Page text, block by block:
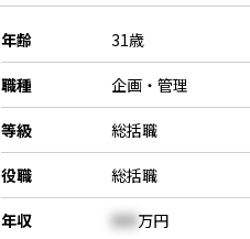
年齢 31歳
職種 企画・管理
等級 総括職
役職 総括職
年収 000 万円